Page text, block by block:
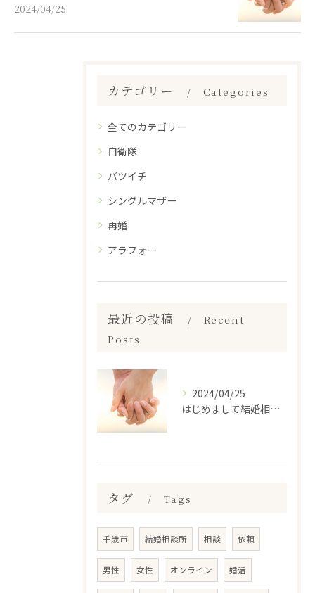
2024/04/25
カテゴリー Categories
全てのカテゴリー
自衛隊
バツイチ
シングルマザー
再婚
アラフォー
最近の投稿
Recent
Posts
2024/04/25
はじめまして結婚相談所ラブミーテンダーです
タグ Tags
千歳市 結婚相談所 相談 依頼
男性 女性 オンライン 婚活